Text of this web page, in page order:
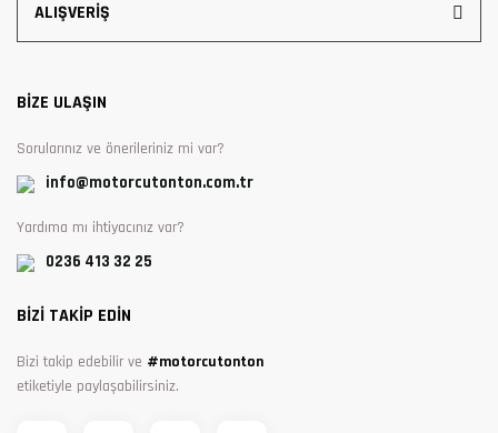
ALIŞVERİŞ
BİZE ULAŞIN
Sorularınız ve önerileriniz mi var?
info@motorcutonton.com.tr
Yardıma mı ihtiyacınız var?
0236 413 32 25
BİZİ TAKİP EDİN
Bizi takip edebilir ve #motorcutonton
etiketiyle paylaşabilirsiniz.